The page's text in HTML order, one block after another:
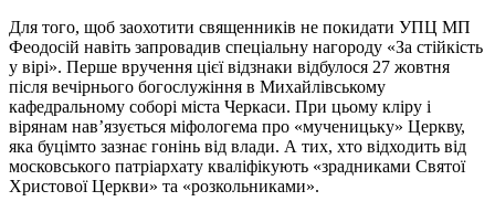
Для того, щоб заохотити священників не покидати УПЦ МП
Феодосій навіть запровадив спеціальну нагороду «За стійкість
у вірі». Перше вручення цієї відзнаки відбулося 27 жовтня
після вечірнього богослужіння в Михайлівському
кафедральному соборі міста Черкаси. При цьому кліру і
вірянам нав’язується міфологема про «мученицьку» Церкву,
яка буцімто зазнає гонінь від влади. А тих, хто відходить від
московського патріархату кваліфікують «зрадниками Святої
Христової Церкви» та «розкольниками».